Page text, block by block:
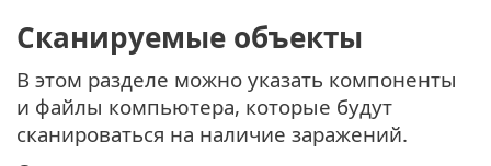
Сканируемые объекты
В этом разделе можно указать компоненты
и файлы компьютера, которые будут
сканироваться на наличие заражений.